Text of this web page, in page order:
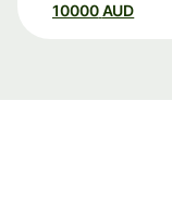
10000 AUD